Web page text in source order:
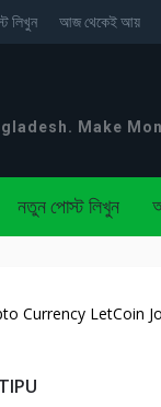
লিখুন আজ থেকেই আয়
Make
নতুন পোস্ট লিখুন
Currency LetCoin Join